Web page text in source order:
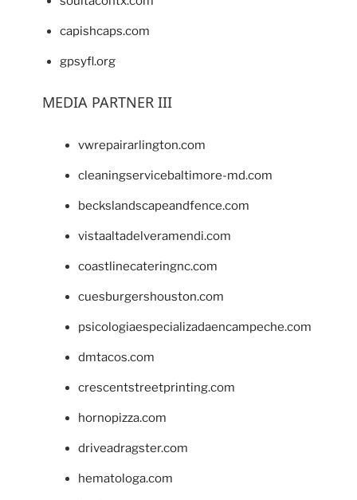
capishcaps.com
gpsyfl.org
MEDIA PARTNER III
vwrepairarlington.com
cleaningservicebaltimore-md.com
beckslandscapeandfence.com
vistaaltadelveramendi.com
coastlinecateringnc.com
cuesburgershouston.com
psicologiaespecializadaencampeche.com
dmtacos.com
crescentstreetprinting.com
hornopizza.com
driveadragster.com
hematologa.com